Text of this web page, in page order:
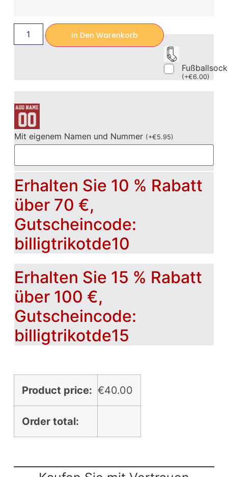
In Den Warenkorb
(+€6.00)
Mit eigenem Namen und Nummer (+€5.95)
Erhalten Sie 10 % Rabatt
über 70 €,
Gutscheincode:
billigtrikotde10
Erhalten Sie 15 % Rabatt
über 100 €,
Gutscheincode:
billigtrikotde15
Product price: €40.00
Order total: